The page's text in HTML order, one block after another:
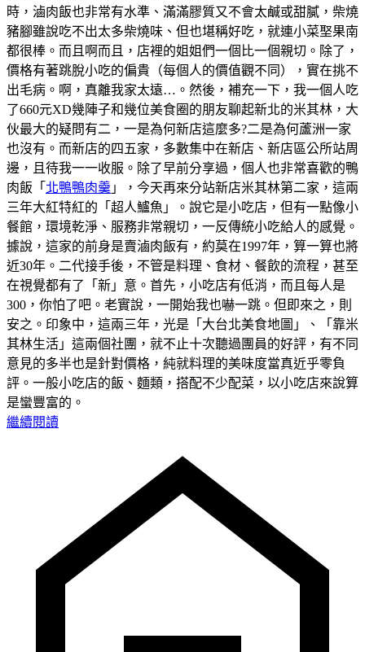
時，滷肉飯也非常有水準、滿滿膠質又不會太鹹或甜膩，柴燒
豬腳雖說吃不出太多柴燒味、但也堪稱好吃，就連小菜埾果南
都很棒。而且啊而且，店裡的姐姐們一個比一個親切。除了，
價格有著跳脫小吃的偏貴（每個人的價值觀不同），實在挑不
出毛病。啊，真離我家太遠…。然後，補充一下，我一個人吃
了660元XD幾陣子和幾位美食圈的朋友聊起新北的米其林，大
伙最大的疑問有二，一是為何新店這麼多?二是為何蘆洲一家
也沒有。而新店的四五家，多數集中在新店、新店區公所站周
邊，且待我一一收服。除了早前分享過，個人也非常喜歡的鴨
肉飯「 北鴨鴨肉羹 」，今天再來分站新店米其林第二家，這兩
三年大紅特紅的「超人鱸魚」。說它是小吃店，但有一點像小
餐館，環境乾淨、服務非常親切，一反傳統小吃給人的感覺。
據說，這家的前身是賣滷肉飯有，約莫在1997年，算一算也將
近30年。二代接手後，不管是料理、食材、餐飲的流程，甚至
在視覺都有了「新」意。首先，小吃店有低消，而且每人是
300，你怕了吧。老實說，一開始我也嚇一跳。但即來之，則
安之。印象中，這兩三年，光是「大台北美食地圖」、「靠米
其林生活」這兩個社團，就不止十次聽過團員的好評，有不同
意見的多半也是針對價格，純就料理的美味度當真近乎零負
評。一般小吃店的飯、麵類，搭配不少配菜，以小吃店來說算
是蠻豐富的。
繼續閱讀